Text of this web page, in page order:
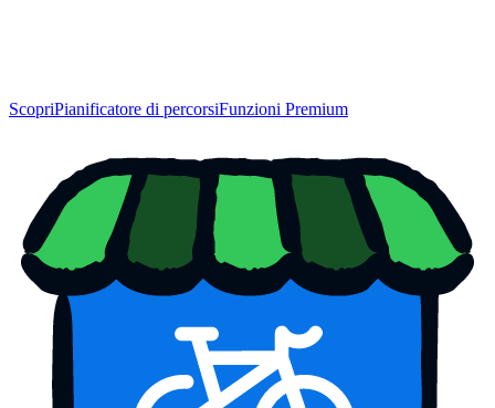
ScopriPianificatore di percorsiFunzioni Premium